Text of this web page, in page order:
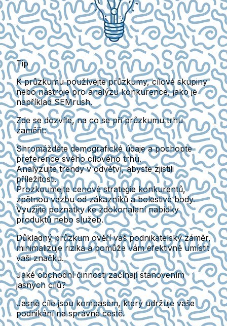
Tip
K průzkumu používejte průzkumy, cílové skupiny
nebo nástroje pro analýzu konkurence, jako je
například SEMrush.
Zde se dozvíte, na co se při průzkumu trhu
zaměřit:
Shromážděte demografické údaje a pochopte
preference svého cílového trhu.
Analyzujte trendy v odvětví, abyste zjistili
příležitosti.
Prozkoumejte cenové strategie konkurentů,
zpětnou vazbu od zákazníků a bolestivé body.
Využijte poznatky ke zdokonalení nabídky
produktů nebo služeb.
Důkladný průzkum ověří váš podnikatelský záměr,
minimalizuje rizika a pomůže vám efektivně umístit
vaši značku.
Jaké obchodní činnosti začínají stanovením
jasných cílů?
Jasné cíle jsou kompasem, který udržuje vaše
podnikání na správné cestě.